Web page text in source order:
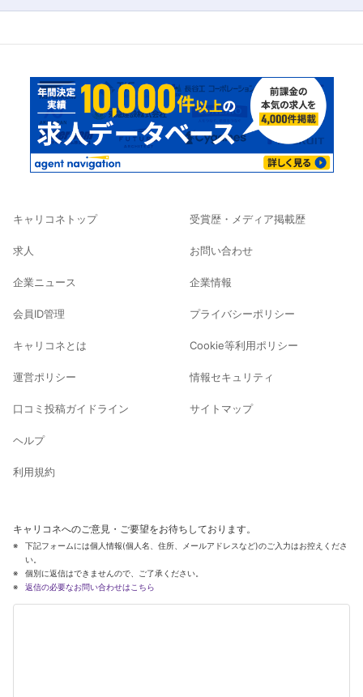
キャリコネトップ
求人
企業ニュース
会員ID管理
キャリコネとは
運営ポリシー
口コミ投稿ガイドライン
ヘルプ
利用規約
受賞歴・メディア掲載歴
お問い合わせ
企業情報
プライバシーポリシー
Cookie等利用ポリシー
情報セキュリティ
サイトマップ
キャリコネへのご意見・ご要望をお待ちしております。
下記フォームには個人情報(個人名、住所、メールアドレスなど)のご入力はお控えくださ
い。
個別に返信はできませんので、ご了承ください。
返信の必要なお問い合わせはこちら